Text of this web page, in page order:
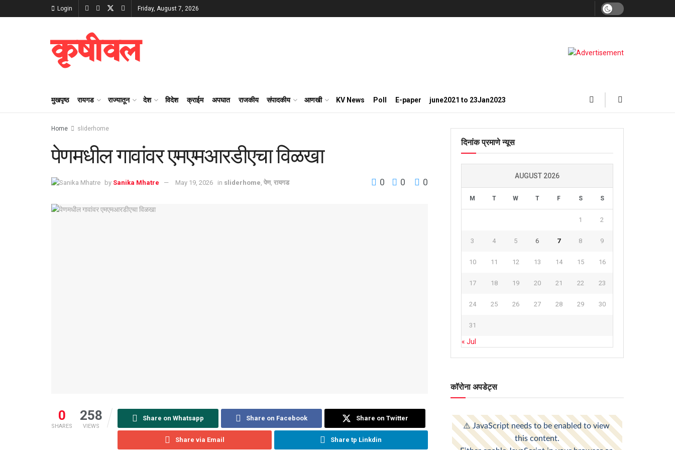
Login Friday, August 7, 2026
कृषीवल
मुखपृष्ठ रायगड राज्यातून देश विदेश क्राईम अपघात राजकीय संपादकीय आणखी KV News Poll E-paper june2021 to 23Jan2023
Home sliderhome
पेणमधील गावांवर एमएमआरडीएचा विळखा
by Sanika Mhatre May 19, 2026 in sliderhome पेण, रायगड 0 0 0
0
SHARES
258
VIEWS
Share on Whatsapp Share on Facebook Share on Twitter
Share via Email Share tp Linkdin
दिनांक प्रमाणे न्यूस
AUGUST 2026
M T W T F S S
1 2
3 4 5 6 7 8 9
10 11 12 13 14 15 16
17 18 19 20 21 22 23
24 25 26 27 28 29 30
31
« Jul
कॉरोना अपडेट्स